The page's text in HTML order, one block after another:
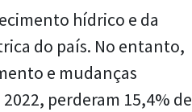
hídrico e da
do país. No entanto,
e mudanças
perderam 15,4% de